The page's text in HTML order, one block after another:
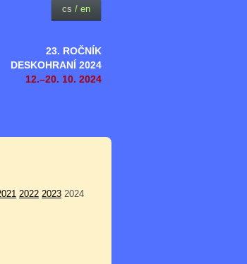
23. ROČNÍK
DESKOHRANÍ 2024
12.–20. 10. 2024
cs / en
2022 2023 2024